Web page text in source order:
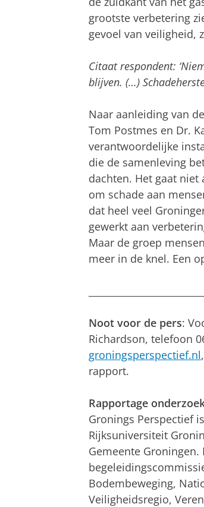
grootste verbetering
gevoel van veiligheid,
Citaat respondent:
blijven. (…)
Naar aanleiding van
Tom Postmes en Dr.
verantwoordelijke
die de samenleving
dachten. Het gaat
om schade aan
dat heel veel
gewerkt aan
Maar de groep
meer in de knel. Een
Noot voor de pers:
Richardson, telefoon
groningsperspectief.nl
rapport.
Rapportage
Gronings Perspectief
Rijksuniversiteit
Gemeente
Bodembeweging,
Veiligheidsregio,